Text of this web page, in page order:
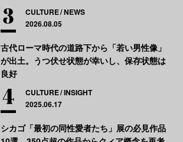
CULTURE NEWS
2026.08.05
古代ローマ時代の道路下から「若い男性像」
が出土。うつ伏せ状態が幸いし、保存状態は
良好
CULTURE INSIGHT
2025.06.17
シカゴ「最初の同性愛者たち」展の必見作品